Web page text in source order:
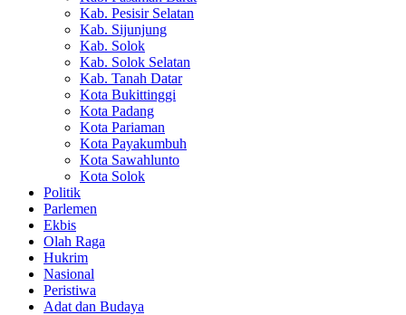
Kab. Pesisir Selatan
Kab. Sijunjung
Kab. Solok
Kab. Solok Selatan
Kab. Tanah Datar
Kota Bukittinggi
Kota Padang
Kota Pariaman
Kota Payakumbuh
Kota Sawahlunto
Kota Solok
Politik
Parlemen
Ekbis
Olah Raga
Hukrim
Nasional
Peristiwa
Adat dan Budaya